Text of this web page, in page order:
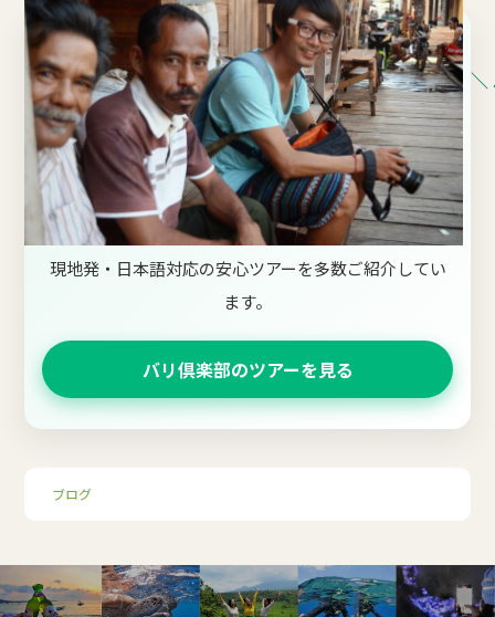
＼
現地発・日本語対応の安心ツアーを多数ご紹介してい
ます。
バリ倶楽部のツアーを見る
ブログ